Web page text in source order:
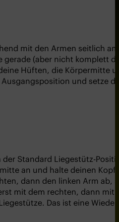
mit den Armen seitlich
gerade (aber nicht komplett
Hüften, die Körpermitte
und setze
der Standard Liegestütz-
an und halte deinen
dann den linken Arm
mit dem rechten, dann
Das ist eine